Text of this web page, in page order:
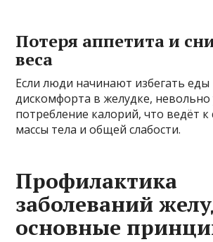
Потеря аппетита и
веса
Если люди начинают избегать еды
дискомфорта в желудке,
потребление калорий, что ведёт
массы тела и общей слабости.
Профилактика
заболеваний
основные